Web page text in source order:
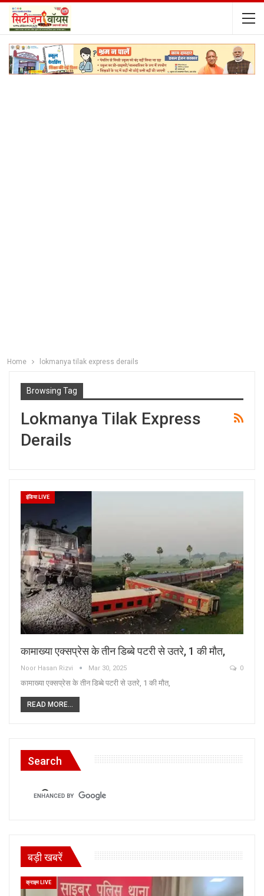
Home lokmanya tilak express derails
Browsing Tag
Lokmanya Tilak Express
Derails
इंडिया LIVE
कामाख्या एक्सप्रेस के तीन डिब्बे पटरी से उतरे, 1 की मौत,
Noor Hasan Rizvi Mar 30, 2025 0
कामाख्या एक्सप्रेस के तीन डिब्बे पटरी से उतरे, 1 की मौत,
READ MORE...
Search
बड़ी खबरें
क्राइम LIVE